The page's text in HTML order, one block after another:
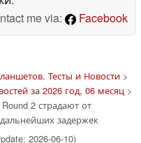
me via:
Facebook
Тесты и Новости>
за 2026 год, 06 месяц>
2 страдают от
задержек
2026-06-10)